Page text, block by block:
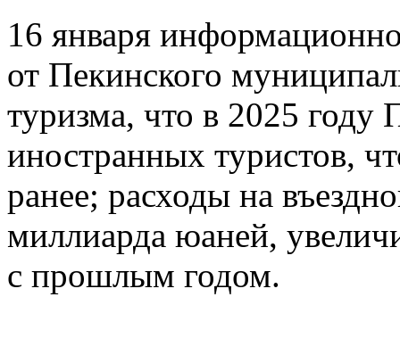
16 января
от Пекинского
туризма, что в 2025
иностранных туристов,
ранее; расходы на
миллиарда юаней,
с прошлым годом.